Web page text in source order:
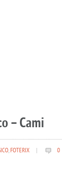
– Cami
,FOTERIX 0